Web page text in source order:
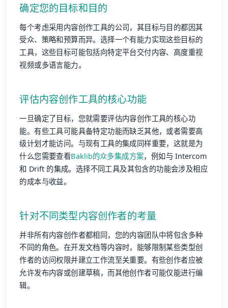
确定您的目标和目的
每个考虑采用内容创作工具的公司，其目标与目的都因其
受众、策略和预算而异。选择一个有能力实现这些目标的
工具，这些目标可能包括向特定平台交付内容、高度重视
视频或多语言能力。
评估内容创作工具的核心功能
一旦确定了目标，您就需要评估内容创作工具的核心功
能。有些工具可能具备特定功能而缺乏其他，或者需要高
级计划才能访问。与现有工具的集成同样重要，这就是为
什么您需要查看Baklib的众多集成方案，例如与 Intercom
和 Drift 的集成。选择不同工具及其包含的功能会涉及相应
的成本与收益。
针对不同类型内容创作者的考量
并非所有内容创作者都相同，您的内容团队中将包含多种
不同的角色。在开发文档等内容时，能够限制某些类型创
作者的访问权限并建立工作流至关重要。有些创作者应被
允许发布内容或创建草稿，而其他创作者可能仅能进行编
辑。